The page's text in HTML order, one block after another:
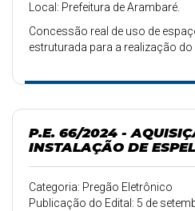
Local: Prefeitura de Arambaré.
Concessão real de uso de
estruturada para a realização do
P.E. 66/2024 -
INSTALAÇÃO DE
Categoria: Pregão Eletrônico
Publicação do Edital: 5 de